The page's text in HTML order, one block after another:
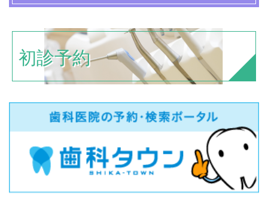
初診予約